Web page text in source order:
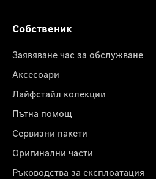
Собственик
Заявяване час за обслужване
Аксесоари
Лайфстайл колекции
Пътна помощ
Сервизни пакети
Оригинални части
Ръководства за експлоатация